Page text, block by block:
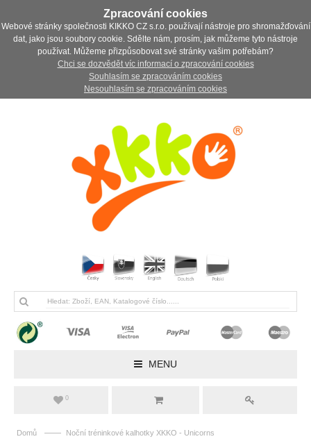
Zpracování cookies
Webové stránky společnosti KIKKO CZ s.r.o. používají nástroje pro shromažďování
dat, jako jsou soubory cookie. Sdělte nám, prosím, jak můžeme tyto nástroje
používat. Můžeme přizpůsobovat své stránky vašim potřebám?
Chci se dozvědět víc informací o zpracování cookies
Souhlasím se zpracováním cookies
Nesouhlasím se zpracováním cookies
MENU
0
Domů —— Noční tréninkové kalhotky XKKO - Unicorns